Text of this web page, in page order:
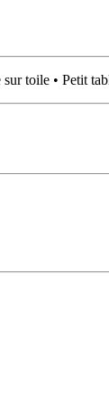
toile • Petit